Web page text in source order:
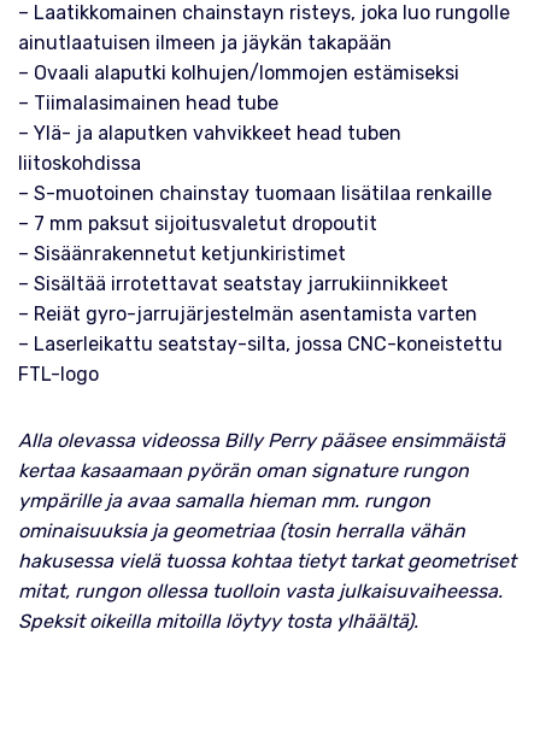
– Laatikkomainen chainstayn risteys, joka luo rungolle
ainutlaatuisen ilmeen ja jäykän takapään
– Ovaali alaputki kolhujen/lommojen estämiseksi
– Tiimalasimainen head tube
– Ylä- ja alaputken vahvikkeet head tuben
liitoskohdissa
– S-muotoinen chainstay tuomaan lisätilaa renkaille
– 7 mm paksut sijoitusvaletut dropoutit
– Sisäänrakennetut ketjunkiristimet
– Sisältää irrotettavat seatstay jarrukiinnikkeet
– Reiät gyro-jarrujärjestelmän asentamista varten
– Laserleikattu seatstay-silta, jossa CNC-koneistettu
FTL-logo
Alla olevassa videossa Billy Perry pääsee ensimmäistä
kertaa kasaamaan pyörän oman signature rungon
ympärille ja avaa samalla hieman mm. rungon
ominaisuuksia ja geometriaa (tosin herralla vähän
hakusessa vielä tuossa kohtaa tietyt tarkat geometriset
mitat, rungon ollessa tuolloin vasta julkaisuvaiheessa.
Speksit oikeilla mitoilla löytyy tosta ylhäältä).